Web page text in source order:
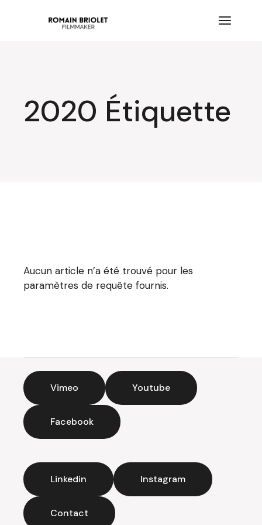
2020 Étiquette
Aucun article n’a été trouvé pour les
paramètres de requête fournis.
Vimeo Youtube
Facebook
Linkedin Instagram
Contact